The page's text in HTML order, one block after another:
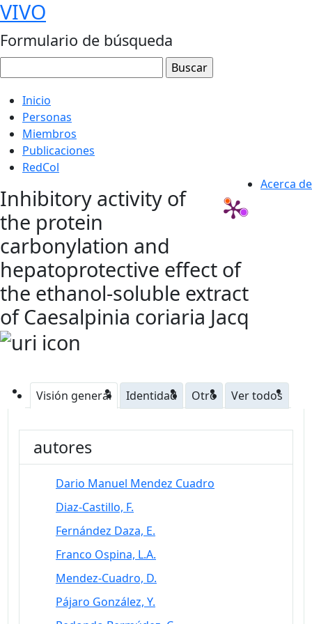
VIVO
Formulario de búsqueda
Inicio
Personas
Miembros
Publicaciones
RedCol
Acerca de
Inhibitory activity of
the protein
carbonylation and
hepatoprotective effect of
the ethanol-soluble extract
of Caesalpinia coriaria Jacq
Visión general Identidad Otro Ver todos
autores
Dario Manuel Mendez Cuadro
Diaz-Castillo, F.
Fernández Daza, E.
Franco Ospina, L.A.
Mendez-Cuadro, D.
Pájaro González, Y.